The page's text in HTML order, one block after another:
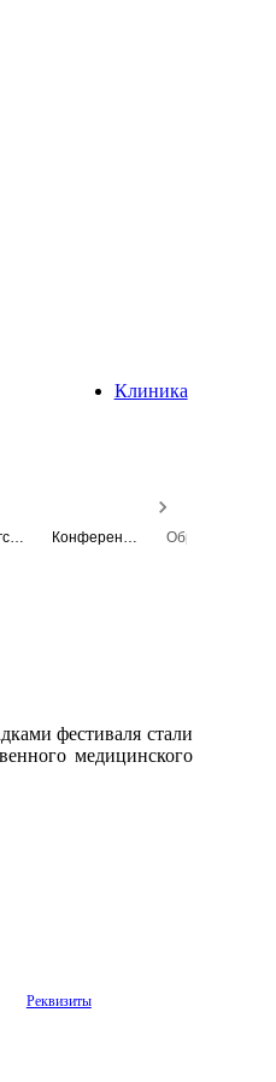
Клиника
фестиваля стали
медицинского
Реквизиты